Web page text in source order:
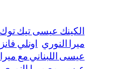
الكينك عيسى تيك توك
ميرا النوري اونلي
عيسى اللبناني مع ميرا